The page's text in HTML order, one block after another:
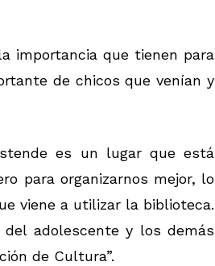
importancia que tienen para
de chicos que venían y
es un lugar que está
para organizarnos mejor, lo
viene a utilizar la biblioteca.
adolescente y los demás
de Cultura”.